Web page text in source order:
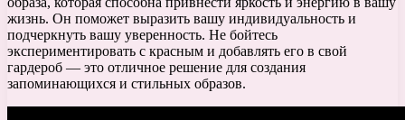
жизнь. Он поможет выразить вашу индивидуальность и
подчеркнуть вашу уверенность. Не бойтесь
экспериментировать с красным и добавлять его в свой
гардероб — это отличное решение для создания
запоминающихся и стильных образов.